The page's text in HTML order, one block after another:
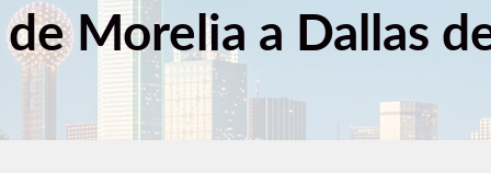
Morelia a Dallas